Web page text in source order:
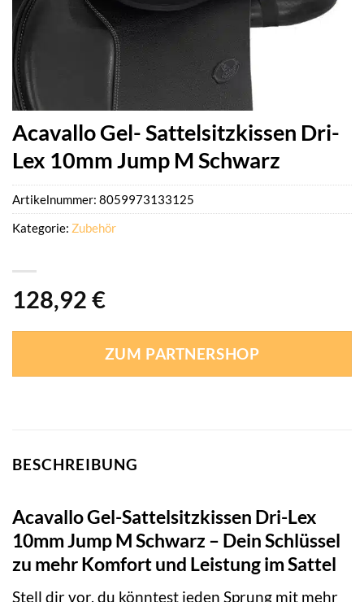
Acavallo Gel- Sattelsitzkissen Dri-
Lex 10mm Jump M Schwarz
128,92 €
ZUM PARTNERSHOP
Artikelnummer: 8059973133125
Kategorie: Zubehör
BESCHREIBUNG
Acavallo Gel-Sattelsitzkissen Dri-Lex
10mm Jump M Schwarz – Dein Schlüssel
zu mehr Komfort und Leistung im Sattel
Stell dir vor, du könntest jeden Sprung mit mehr